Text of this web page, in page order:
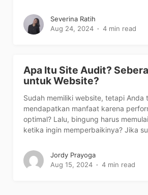
Severina Ratih
Aug 24, 2024
4 min read
Apa Itu Site Audit?
untuk Website?
Sudah memiliki website, tetapi Anda
mendapatkan manfaat karena
optimal? Lalu, bingung harus
ketika ingin memperbaikinya? Jika
Jordy Prayoga
Aug 15, 2024
4 min read